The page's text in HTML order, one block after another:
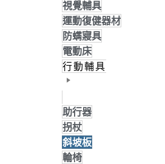
視覺輔具
運動復健器材
防螨寢具
電動床
行動輔具
助行器
拐杖
斜坡板
輪椅